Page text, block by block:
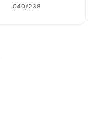
040/238